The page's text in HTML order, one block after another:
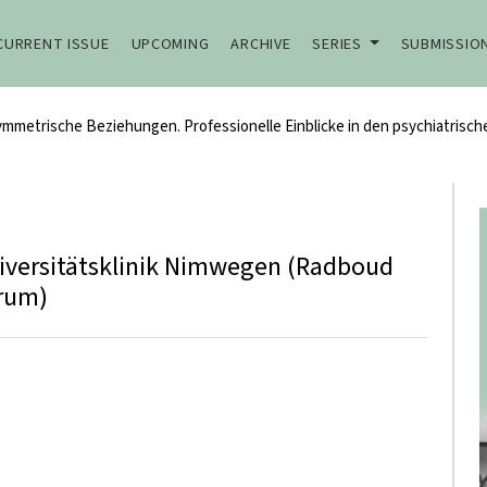
ISSUE UPCOMING ARCHIVE SERIES
Beziehungen. Professionelle Einblicke in den
Nimwegen (Radboud